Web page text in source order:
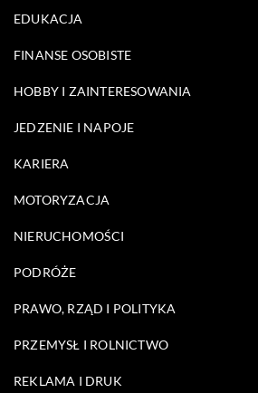
EDUKACJA
FINANSE OSOBISTE
HOBBY I ZAINTERESOWANIA
JEDZENIE I NAPOJE
KARIERA
MOTORYZACJA
NIERUCHOMOŚCI
PODRÓŻE
PRAWO, RZĄD I POLITYKA
PRZEMYSŁ I ROLNICTWO
REKLAMA I DRUK